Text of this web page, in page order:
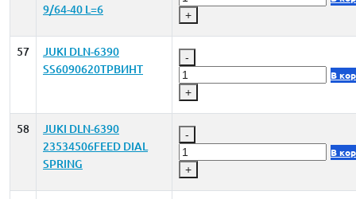
9/64-40 L=6 +
57
JUKI DLN-6390
SS6090620TPВИНТ
-
+
В
58
JUKI DLN-6390
23534506FEED DIAL
SPRING
-
+
В